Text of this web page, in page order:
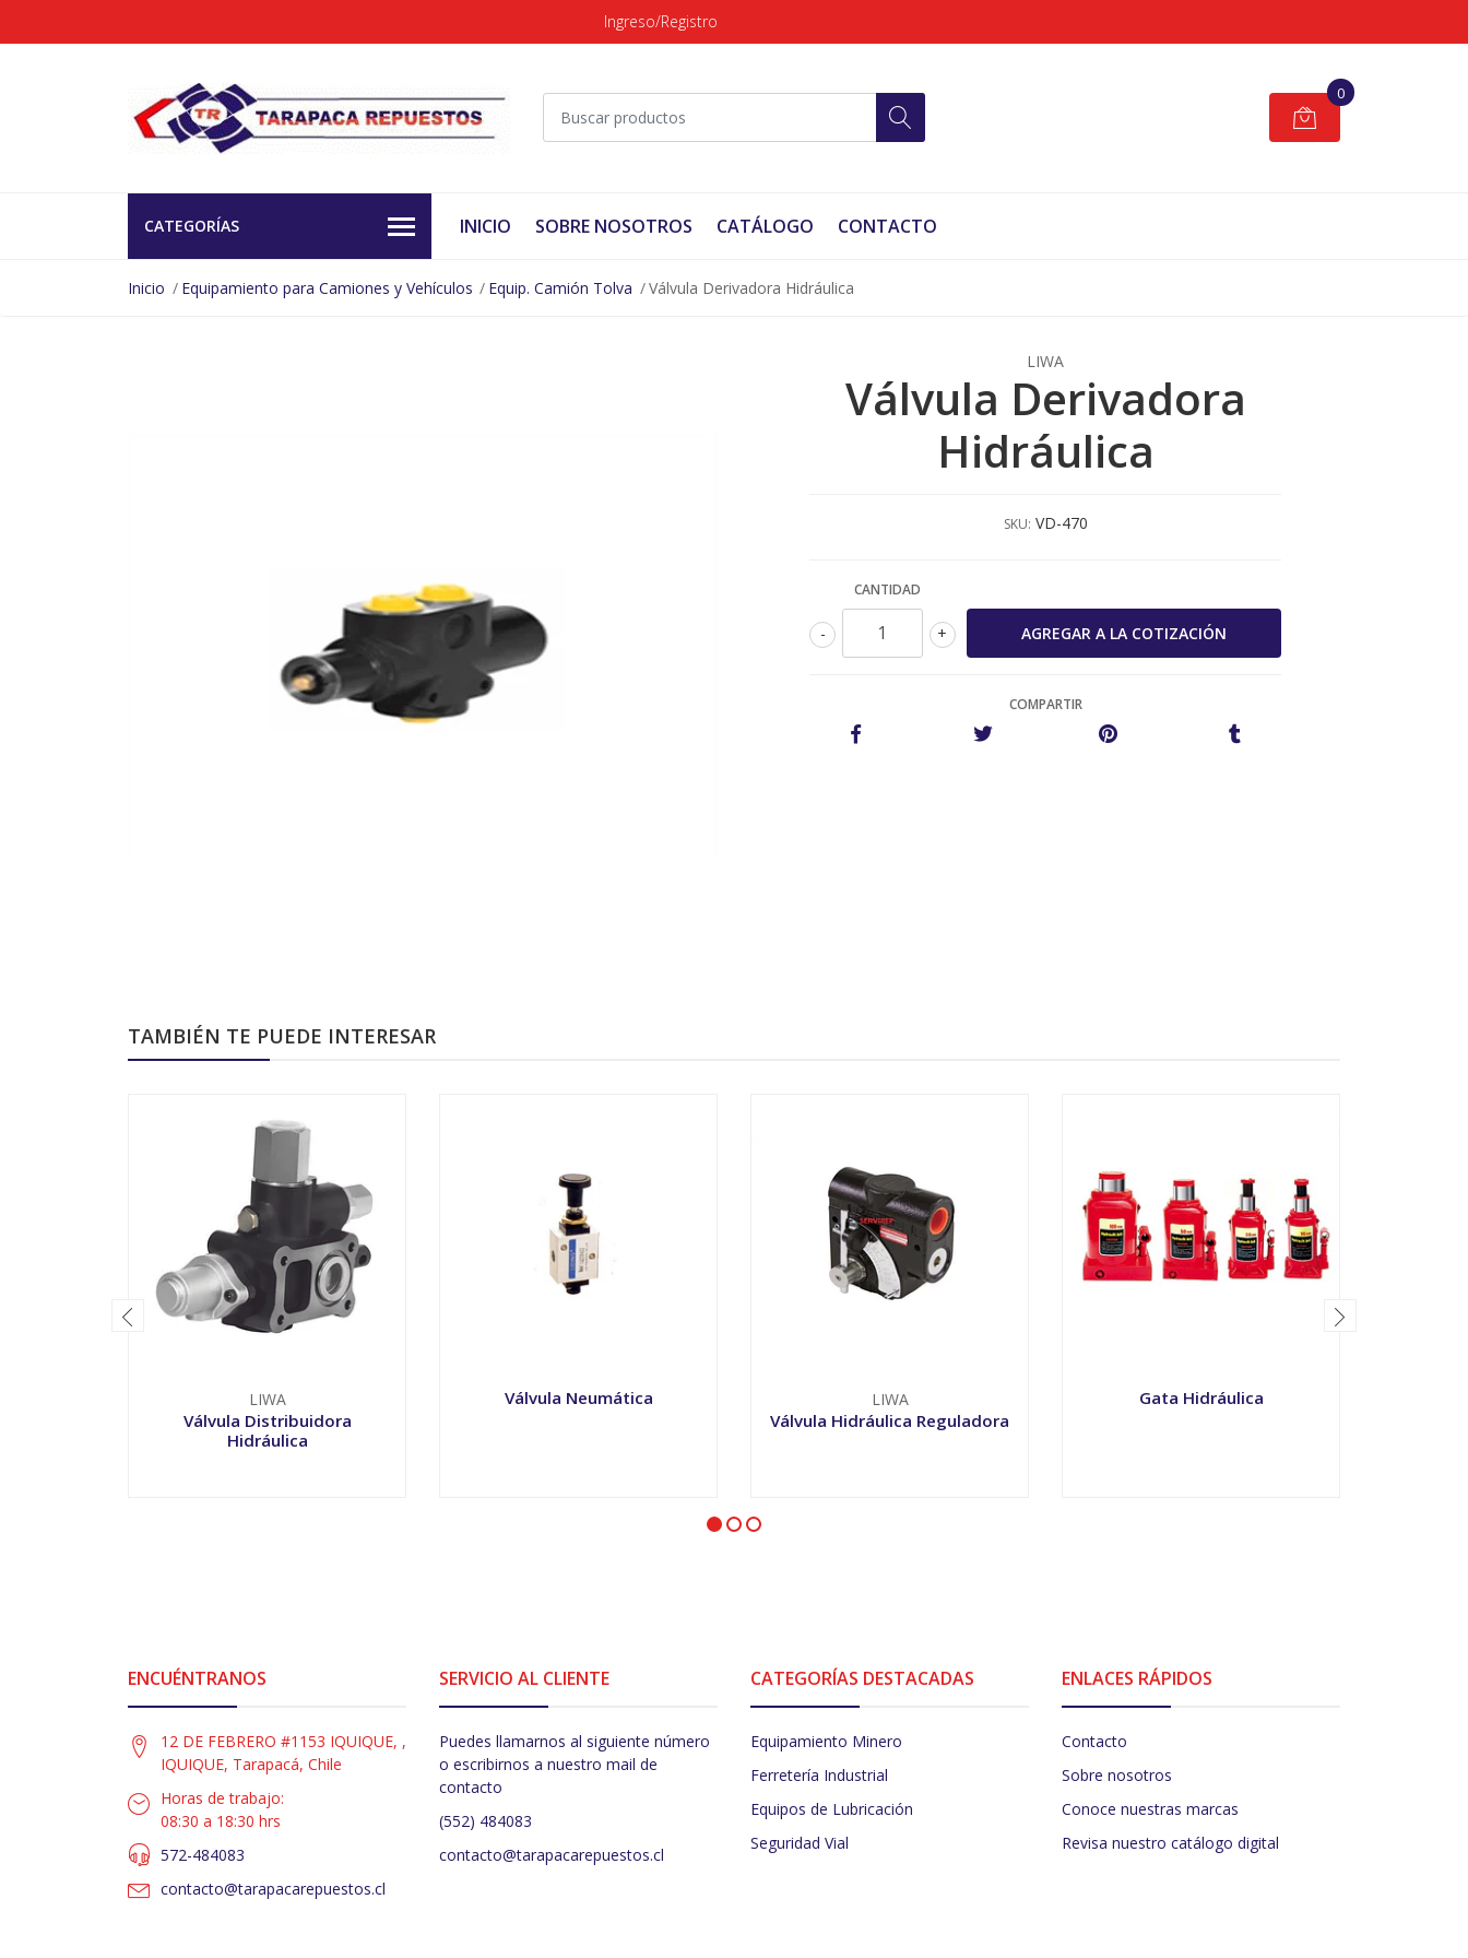
Ingreso/Registro
0
CATEGORÍAS INICIO SOBRE NOSOTROS CATÁLOGO CONTACTO
Inicio Equipamiento para Camiones y Vehículos Equip. Camión Tolva Válvula Derivadora Hidráulica
LIWA
Válvula Derivadora
Hidráulica
SKU: VD-470
CANTIDAD
+
-
COMPARTIR
TAMBIÉN TE PUEDE INTERESAR
LIWA
Válvula Distribuidora
Hidráulica
Válvula Neumática LIWA
Válvula Hidráulica Reguladora
Gata Hidráulica
ENCUÉNTRANOS
12 DE FEBRERO #1153 IQUIQUE, ,
IQUIQUE, Tarapacá, Chile
Horas de trabajo:
08:30 a 18:30 hrs
572-484083
contacto@tarapacarepuestos.cl
SERVICIO AL CLIENTE
Puedes llamarnos al siguiente número
o escribirnos a nuestro mail de
contacto
(552) 484083
contacto@tarapacarepuestos.cl
CATEGORÍAS DESTACADAS
Equipamiento Minero
Ferretería Industrial
Equipos de Lubricación
Seguridad Vial
ENLACES RÁPIDOS
Contacto
Sobre nosotros
Conoce nuestras marcas
Revisa nuestro catálogo digital